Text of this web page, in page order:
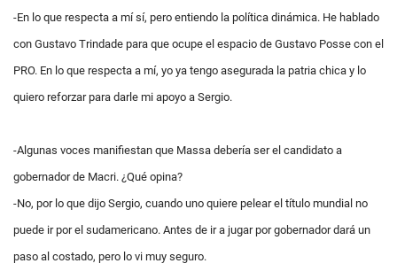
-En lo que respecta a mí sí, pero entiendo la política dinámica. He hablado
con Gustavo Trindade para que ocupe el espacio de Gustavo Posse con el
PRO. En lo que respecta a mí, yo ya tengo asegurada la patria chica y lo
quiero reforzar para darle mi apoyo a Sergio.
-Algunas voces manifiestan que Massa debería ser el candidato a
gobernador de Macri. ¿Qué opina?
-No, por lo que dijo Sergio, cuando uno quiere pelear el título mundial no
puede ir por el sudamericano. Antes de ir a jugar por gobernador dará un
paso al costado, pero lo vi muy seguro.